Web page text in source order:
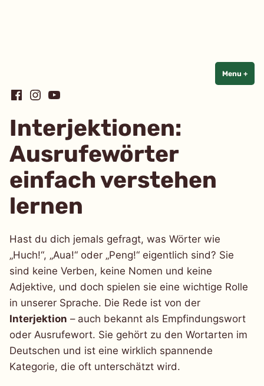
content
Menu +
Facebook
Instagram
YouTube
Interjektionen:
Ausrufewörter
einfach verstehen
lernen
Hast du dich jemals gefragt, was Wörter wie
„Huch!“, „Aua!“ oder „Peng!“ eigentlich sind? Sie
sind keine Verben, keine Nomen und keine
Adjektive, und doch spielen sie eine wichtige Rolle
in unserer Sprache. Die Rede ist von der
Interjektion – auch bekannt als Empfindungswort
oder Ausrufewort. Sie gehört zu den Wortarten im
Deutschen und ist eine wirklich spannende
Kategorie, die oft unterschätzt wird.